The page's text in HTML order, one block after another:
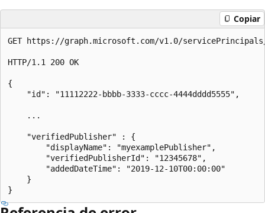
Copiar
GET https://graph.microsoft.com/v1.0/servicePrincipals/
HTTP/1.1 200 OK
{
    "id": "11112222-bbbb-3333-cccc-4444dddd5555",
    ...
    "verifiedPublisher" : {
        "displayName": "myexamplePublisher",
        "verifiedPublisherId": "12345678",
        "addedDateTime": "2019-12-10T00:00:00"
    }